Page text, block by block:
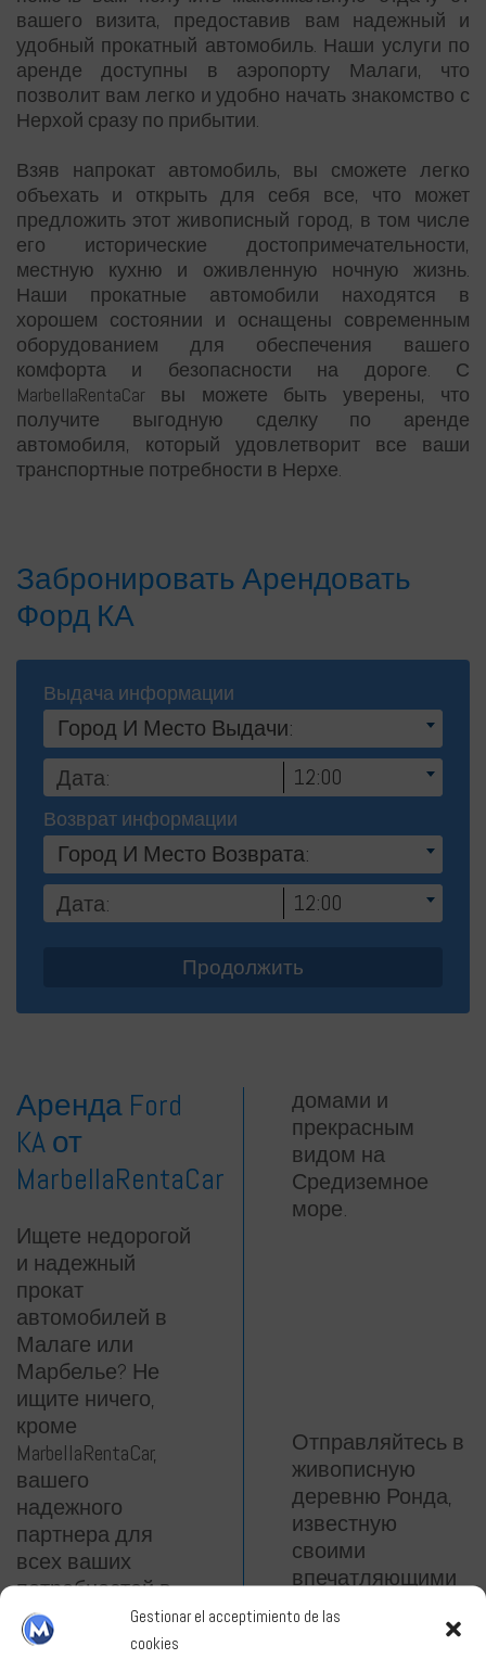
Gestionar el acceptimiento de las
cookies
вашего визита, предоставив вам надежный и
удобный прокатный автомобиль. Наши услуги по
аренде доступны в аэропорту Малаги, что
позволит вам легко и удобно начать знакомство с
Нерхой сразу по прибытии.
Взяв напрокат автомобиль, вы сможете легко
объехать и открыть для себя все, что может
предложить этот живописный город, в том числе
его исторические достопримечательности,
местную кухню и оживленную ночную жизнь.
Наши прокатные автомобили находятся в
хорошем состоянии и оснащены современным
оборудованием для обеспечения вашего
комфорта и безопасности на дороге. С
MarbellaRentaCar вы можете быть уверены, что
получите выгодную сделку по аренде
автомобиля, который удовлетворит все ваши
транспортные потребности в Нерхе.
Забронировать Арендовать
Форд КА
Выдача информации
Город И Место Выдачи:
12:00
Возврат информации
Город И Место Возврата:
12:00
Аренда Ford
KA от
MarbellaRentaCar
Ищете недорогой
и надежный
прокат
автомобилей в
Малаге или
Марбелье? Не
ищите ничего,
кроме
MarbellaRentaCar,
вашего
надежного
партнера для
всех ваших
потребностей в
аренде
автомобилей.
домами и
прекрасным
видом на
Средиземное
море.
Отправляйтесь в
живописную
деревню Ронда,
известную
своими
впечатляющими
скалами и
древним мостом.